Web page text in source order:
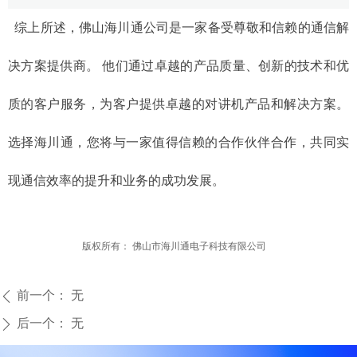
综上所述，佛山海川通公司是一家备受尊敬和信赖的通信解
决方案提供商。 他们通过卓越的产品质量、创新的技术和优
质的客户服务，为客户提供卓越的对讲机产品和解决方案。
选择海川通，您将与一家值得信赖的合作伙伴合作，共同实
现通信效率的提升和业务的成功发展。
ꄴ 前一个： 无
ꄲ 后一个： 无
版权所有： 佛山市海川通电子科技有限公司